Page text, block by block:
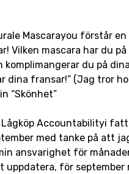
Mascarayou förstår
Vilken mascara har du
komplimangerar du på
dina fransar!” (Jag tror
“Skönhet”
Lågköp Accountabilityi
med tanke på att
ansvarighet för
uppdatera, för september